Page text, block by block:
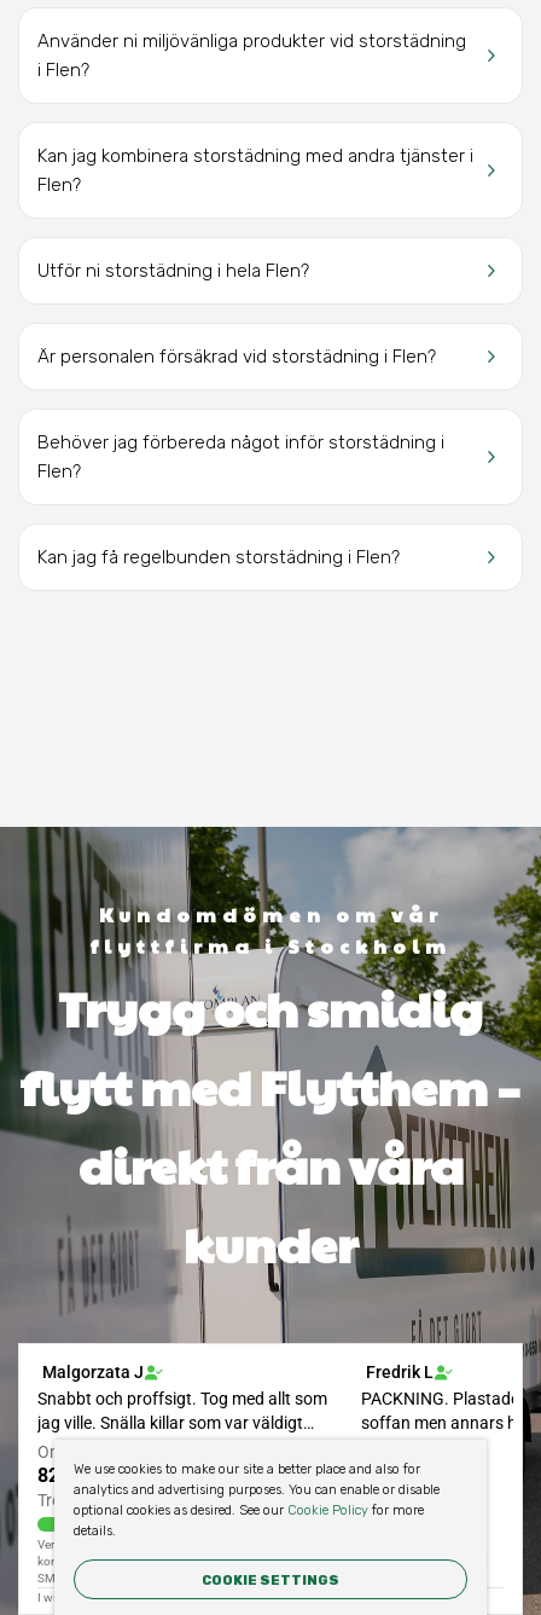
keyboard_arrow_right
Använder ni miljövänliga produkter vid storstädning
i Flen?
keyboard_arrow_right
Kan jag kombinera storstädning med andra tjänster i
Flen?
keyboard_arrow_right
Utför ni storstädning i hela Flen?
keyboard_arrow_right
Är personalen försäkrad vid storstädning i Flen?
keyboard_arrow_right
Behöver jag förbereda något inför storstädning i
Flen?
keyboard_arrow_right
Kan jag få regelbunden storstädning i Flen?
Kundomdömen om vår
flyttfirma i Stockholm
Trygg och smidig
flytt med Flytthem –
direkt från våra
kunder
We use cookies to make our site a better place and also for
analytics and advertising purposes. You can enable or disable
optional cookies as desired. See our Cookie Policyfor more
details.
COOKIE SETTINGS